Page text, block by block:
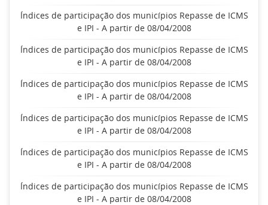
Índices de participação dos municípios Repasse de ICMS
e IPI - A partir de 08/04/2008
Índices de participação dos municípios Repasse de ICMS
e IPI - A partir de 08/04/2008
Índices de participação dos municípios Repasse de ICMS
e IPI - A partir de 08/04/2008
Índices de participação dos municípios Repasse de ICMS
e IPI - A partir de 08/04/2008
Índices de participação dos municípios Repasse de ICMS
e IPI - A partir de 08/04/2008
Índices de participação dos municípios Repasse de ICMS
e IPI - A partir de 08/04/2008